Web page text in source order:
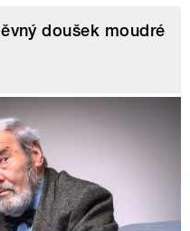
doušek moudré